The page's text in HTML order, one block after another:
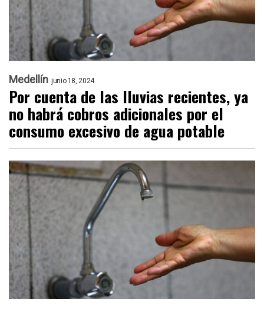
Medellín junio 18, 2024
Por cuenta de las lluvias recientes, ya
no habrá cobros adicionales por el
consumo excesivo de agua potable